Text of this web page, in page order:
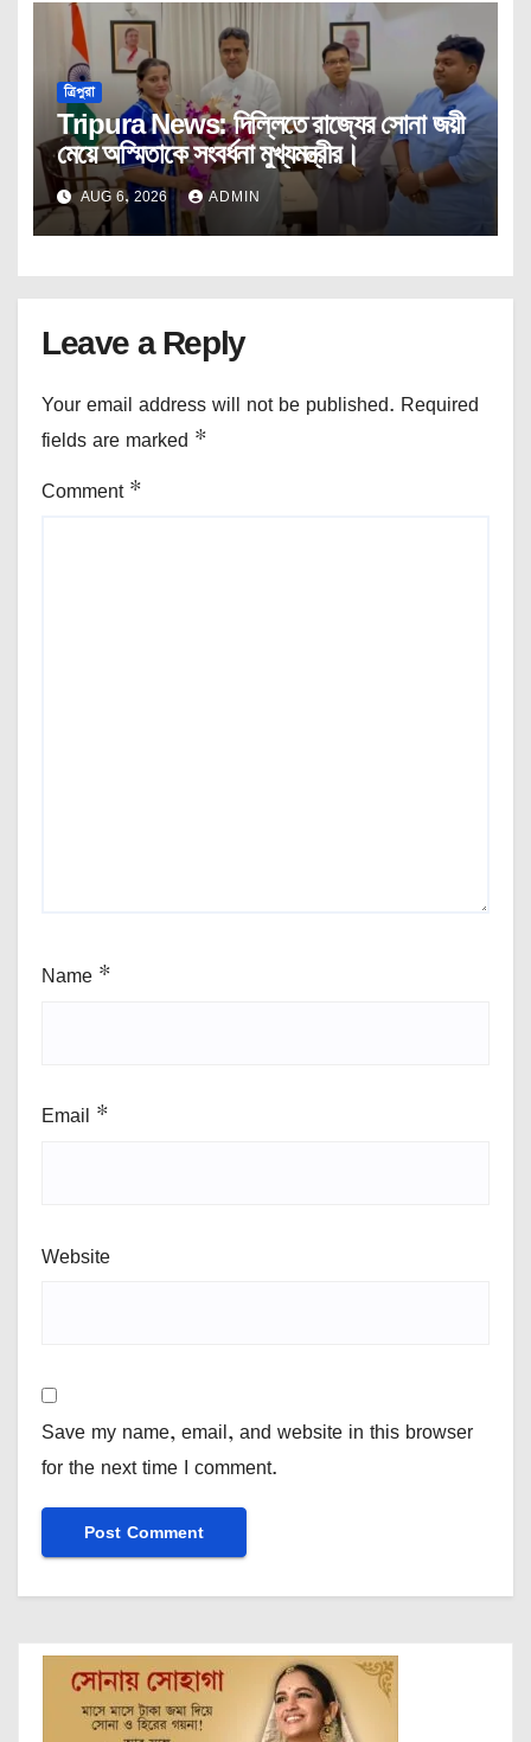
ত্রিপুরা
Tripura News: দিল্লিতে রাজ্যের সোনা জয়ী
মেয়ে অস্মিতাকে সংবর্ধনা মুখ্যমন্ত্রীর।
AUG 6, 2026 ADMIN
Leave a Reply
Your email address will not be published. Required
fields are marked *
Comment *
Name *
Email *
Website
Save my name, email, and website in this browser
for the next time I comment.